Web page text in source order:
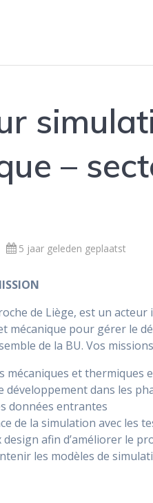
–
5 jaar geleden geplaatst
de Liège, est un
mécanique pour gérer le
de la BU. Vos
mécaniques et thermiques
développement dans les
données entrantes
de la simulation avec les
afin d’améliorer le
les modèles de